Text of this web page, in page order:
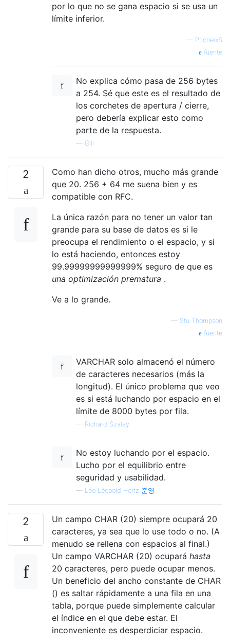
por lo que no se gana espacio si se usa un
límite inferior.
— PhoneixS
fuente
No explica cómo pasa de 256 bytes
a 254. Sé que este es el resultado de
los corchetes de apertura / cierre,
pero debería explicar esto como
parte de la respuesta.
— Gili
2
Como han dicho otros, mucho más grande
que 20. 256 + 64 me suena bien y es
compatible con RFC.
La única razón para no tener un valor tan
grande para su base de datos es si le
preocupa el rendimiento o el espacio, y si
lo está haciendo, entonces estoy
99.99999999999999% seguro de que es
una optimización prematura .
Ve a lo grande.
— Stu Thompson
fuente
VARCHAR solo almacenó el número
de caracteres necesarios (más la
longitud). El único problema que veo
es si está luchando por espacio en el
límite de 8000 bytes por fila.
— Richard Szalay
No estoy luchando por el espacio.
Lucho por el equilibrio entre
seguridad y usabilidad.
— Léo Léopold Hertz 준영
2
Un campo CHAR (20) siempre ocupará 20
caracteres, ya sea que lo use todo o no. (A
menudo se rellena con espacios al final.)
Un campo VARCHAR (20) ocupará hasta
20 caracteres, pero puede ocupar menos.
Un beneficio del ancho constante de CHAR
() es saltar rápidamente a una fila en una
tabla, porque puede simplemente calcular
el índice en el que debe estar. El
inconveniente es desperdiciar espacio.